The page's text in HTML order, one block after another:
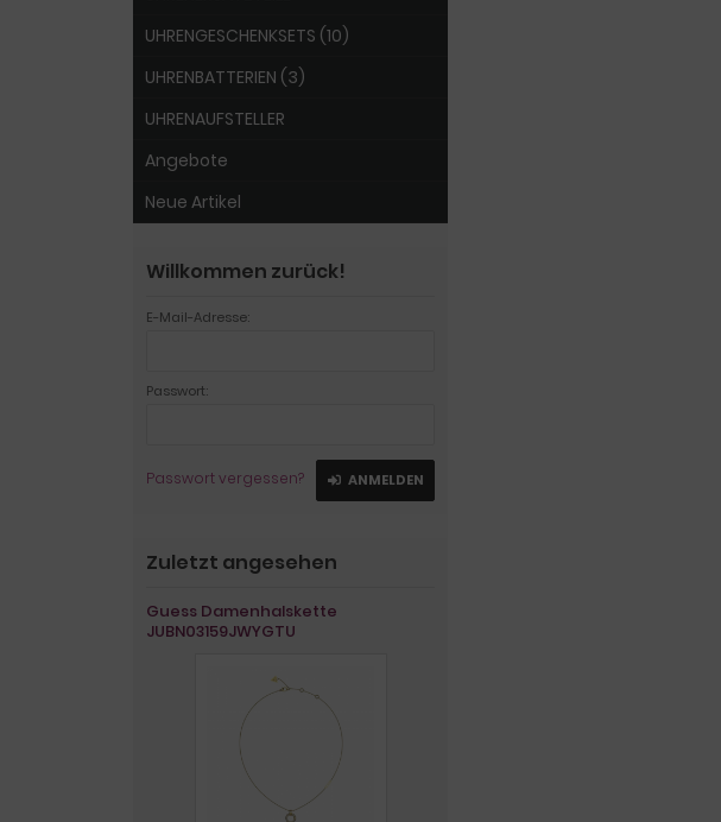
UHRENGESCHENKSETS (10)
UHRENBATTERIEN (3)
UHRENAUFSTELLER
Angebote
Neue Artikel
Willkommen zurück!
E-Mail-Adresse:
Passwort:
Passwort vergessen? ANMELDEN
Zuletzt angesehen
Guess Damenhalskette
JUBN03159JWYGTU